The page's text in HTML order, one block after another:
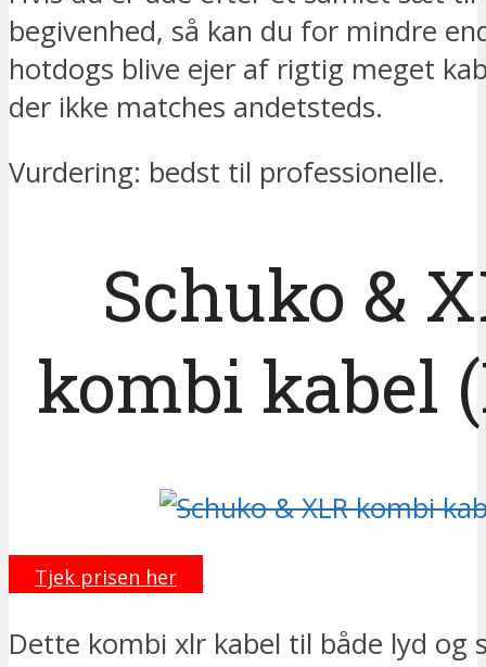
begivenhed, så kan du for mindre
hotdogs blive ejer af rigtig meget
der ikke matches andetsteds.
Vurdering: bedst til professionelle.
Schuko &
kombi kabel
Tjek prisen her
Dette kombi xlr kabel til både lyd og